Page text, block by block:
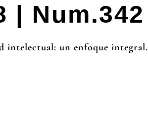
| Num.342
intelectual: un enfoque integral.